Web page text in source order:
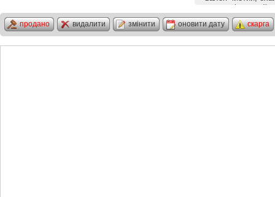
автомобіль, який
поїздки.
шумоізоляцією та
автомобіль
підводив.
продано видалити змінити оновити дату скарга